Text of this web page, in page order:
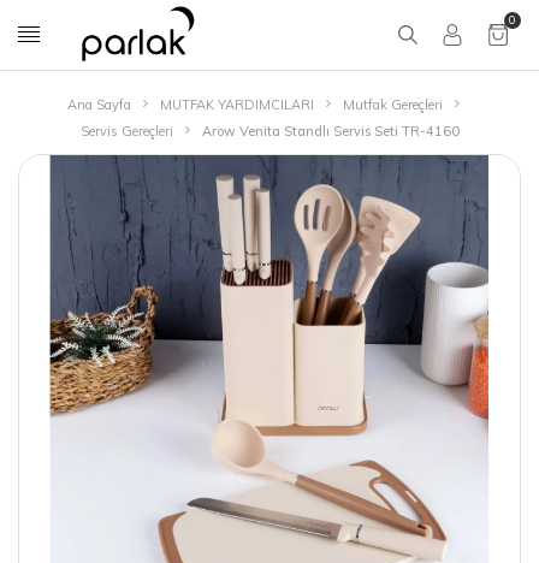
0
Ana Sayfa MUTFAK YARDIMCILARI
Mutfak Gereçleri
Servis Gereçleri
Arow Venita Standlı Servis Seti TR-4160